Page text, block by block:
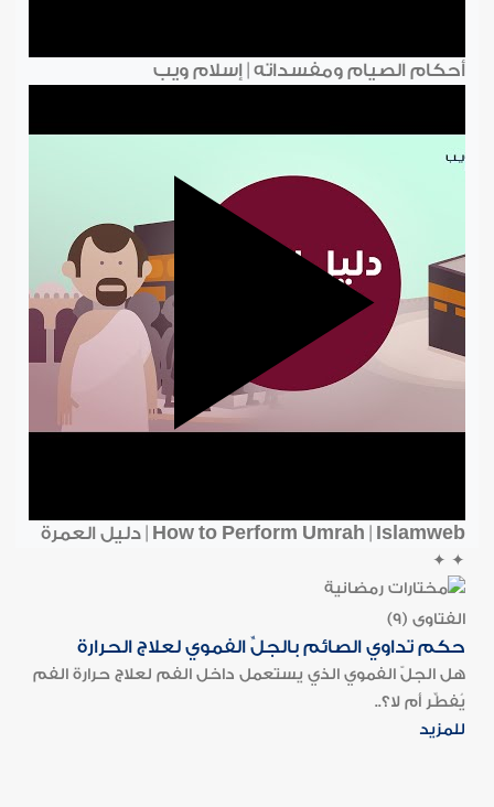
أحكام الصيام ومفسداته | إسلام ويب
How to Perform Umrah | Islamweb | دليل العمرة
✦
✦
الفتاوى (9)
حكم تداوي الصائم بالجلِّ الفموي لعلاج الحرارة
هل الجلّ الفموي الذي يستعمل داخل الفم لعلاج حرارة الفم
يُفطِّر أم لا؟..
للمزيد